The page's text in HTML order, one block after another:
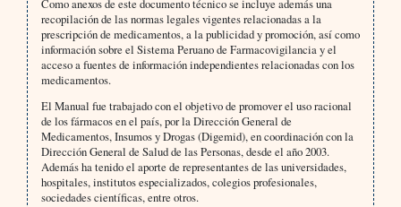
Como anexos de este documento técnico se incluye además una
recopilación de las normas legales vigentes relacionadas a la
prescripción de medicamentos, a la publicidad y promoción, así como
información sobre el Sistema Peruano de Farmacovigilancia y el
acceso a fuentes de información independientes relacionadas con los
medicamentos.
El Manual fue trabajado con el objetivo de promover el uso racional
de los fármacos en el país, por la Dirección General de
Medicamentos, Insumos y Drogas (Digemid), en coordinación con la
Dirección General de Salud de las Personas, desde el año 2003.
Además ha tenido el aporte de representantes de las universidades,
hospitales, institutos especializados, colegios profesionales,
sociedades científicas, entre otros.